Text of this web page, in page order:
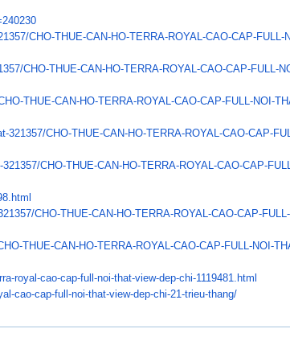
CHO-THUE-CAN-HO-TERRA-ROYAL-CAO-CAP-FULL-
CHO-THUE-CAN-HO-TERRA-ROYAL-CAO-CAP-FULL-
THUE-CAN-HO-TERRA-ROYAL-CAO-CAP-FULL-NOI-
321357/CHO-THUE-CAN-HO-TERRA-ROYAL-CAO-CAP-
321357/CHO-THUE-CAN-HO-TERRA-ROYAL-CAO-CAP-
CHO-THUE-CAN-HO-TERRA-ROYAL-CAO-CAP-
THUE-CAN-HO-TERRA-ROYAL-CAO-CAP-FULL-NOI-
royal-cao-cap-full-noi-that-view-dep-chi-1119481.html
cao-cap-full-noi-that-view-dep-chi-21-trieu-thang/